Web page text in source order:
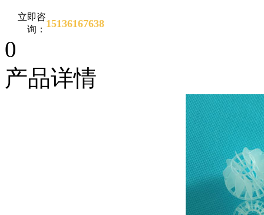
立即咨
询： 15136167638
0
产品详情